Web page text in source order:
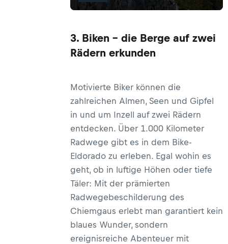
3. Biken – die Berge auf zwei
Rädern erkunden
Motivierte Biker können die
zahlreichen Almen, Seen und Gipfel
in und um Inzell auf zwei Rädern
entdecken. Über 1.000 Kilometer
Radwege gibt es in dem Bike-
Eldorado zu erleben. Egal wohin es
geht, ob in luftige Höhen oder tiefe
Täler: Mit der prämierten
Radwegebeschilderung des
Chiemgaus erlebt man garantiert kein
blaues Wunder, sondern
ereignisreiche Abenteuer mit